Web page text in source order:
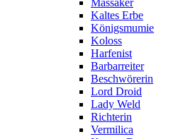
Massaker
Kaltes Erbe
Königsmumie
Koloss
Harfenist
Barbarreiter
Beschwörerin
Lord Droid
Lady Weld
Richterin
Vermilica